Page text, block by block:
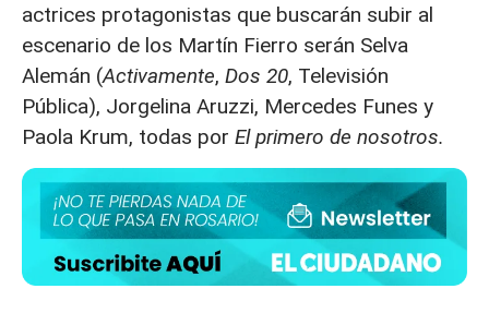
actrices protagonistas que buscarán subir al
escenario de los Martín Fierro serán Selva
Alemán (Activamente, Dos 20, Televisión
Pública), Jorgelina Aruzzi, Mercedes Funes y
Paola Krum, todas por El primero de nosotros.